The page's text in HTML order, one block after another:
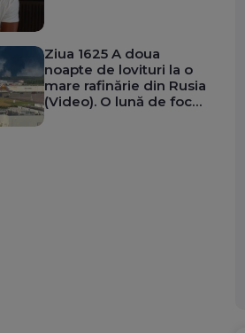
Ziua 1625 A doua
noapte de lovituri la o
mare rafinărie din Rusia
(Video). O lună de foc